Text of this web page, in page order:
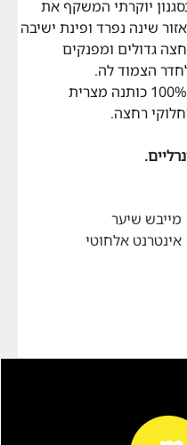
יוקרתי המשקף את
שינה נפרד ופינת ישיבה
גדולים ומפנקים
הצמוד לה.
בחדר תמצאו מצעי מיטה עשויים 100% כותנה מצרית
רחצה.
מייבש שיער
אינטרנט אלחוטי